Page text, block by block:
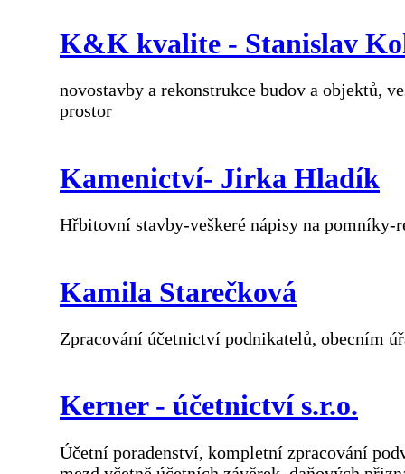
K&K kvalite - Stanislav
novostavby a rekonstrukce budov a objektů,
prostor
Kamenictví- Jirka Hladík
Hřbitovní stavby-veškeré nápisy na pomníky-
Kamila Starečková
Zpracování účetnictví podnikatelů, obecním
Kerner - účetnictví s.r.o.
Účetní poradenství, kompletní zpracování